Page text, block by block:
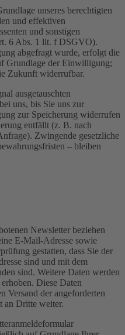
unseres berechtigten
und effektiven
und sonstigen
6 Abs. 1 lit. f DSGVO).
abgefragt wurde, erfolgt die
Grundlage der Einwilligung;
Zukunft widerrufbar.
ausgetauschten
uns, bis Sie uns zur
zur Speicherung widerrufen
entfällt (z. B. nach
Zwingende gesetzliche
– bleiben
Newsletter beziehen
E-Mail-Adresse sowie
gestatten, dass Sie der
sind und mit dem
sind. Weitere Daten werden
Diese Daten
Versand der angeforderten
an Dritte weiter.